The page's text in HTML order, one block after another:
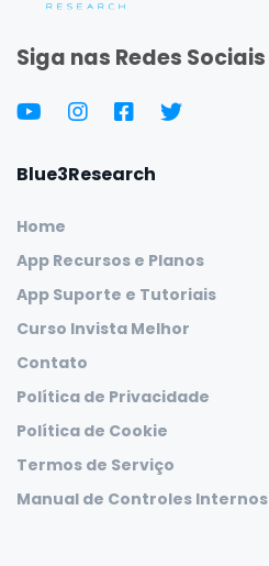
Siga nas Redes Sociais
Blue3Research
Home
App Recursos e Planos
App Suporte e Tutoriais
Curso Invista Melhor
Contato
Política de Privacidade
Política de Cookie
Termos de Serviço
Manual de Controles Internos